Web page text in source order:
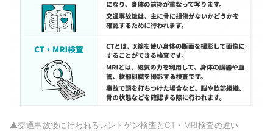
▲交通事故後に行われるレントゲン検査とCT・MRI検査の違い